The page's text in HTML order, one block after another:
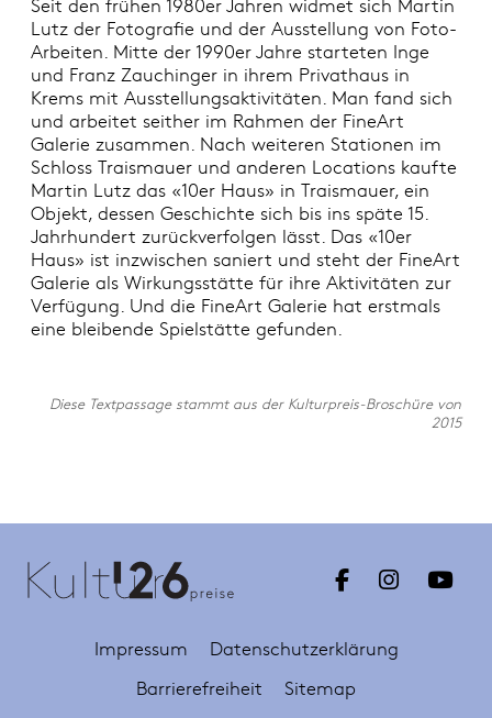
Lutz der Fotografie und der Ausstellung von Foto-
Arbeiten. Mitte der 1990er Jahre starteten Inge
und Franz Zauchinger in ihrem Privathaus in
Krems mit Ausstellungsaktivitäten. Man fand sich
und arbeitet seither im Rahmen der FineArt
Galerie zusammen. Nach weiteren Stationen im
Schloss Traismauer und anderen Locations kaufte
Martin Lutz das «10er Haus» in Traismauer, ein
Objekt, dessen Geschichte sich bis ins späte 15.
Jahrhundert zurückverfolgen lässt. Das «10er
Haus» ist inzwischen saniert und steht der FineArt
Galerie als Wirkungsstätte für ihre Aktivitäten zur
Verfügung. Und die FineArt Galerie hat erstmals
eine bleibende Spielstätte gefunden.
Diese Textpassage stammt aus der Kulturpreis-Broschüre von
2015
Impressum
Datenschutzerklärung
Barrierefreiheit
Sitemap